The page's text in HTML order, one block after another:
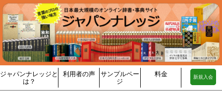
ジャパンナレッジと
は？
利用者の声
サンプルペー
ジ
料金 新規入会